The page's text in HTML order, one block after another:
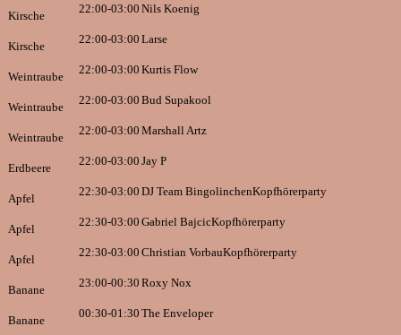
Kirsche
22:00-03:00 Nils Koenig
Kirsche
22:00-03:00 Larse
Weintraube
22:00-03:00 Kurtis Flow
Weintraube
22:00-03:00 Bud Supakool
Weintraube
22:00-03:00 Marshall Artz
Erdbeere
22:00-03:00 Jay P
Apfel
22:30-03:00 DJ Team BingolinchenKopfhörerparty
Apfel
22:30-03:00 Gabriel BajcicKopfhörerparty
Apfel
22:30-03:00 Christian VorbauKopfhörerparty
Banane
23:00-00:30 Roxy Nox
Banane
00:30-01:30 The Enveloper